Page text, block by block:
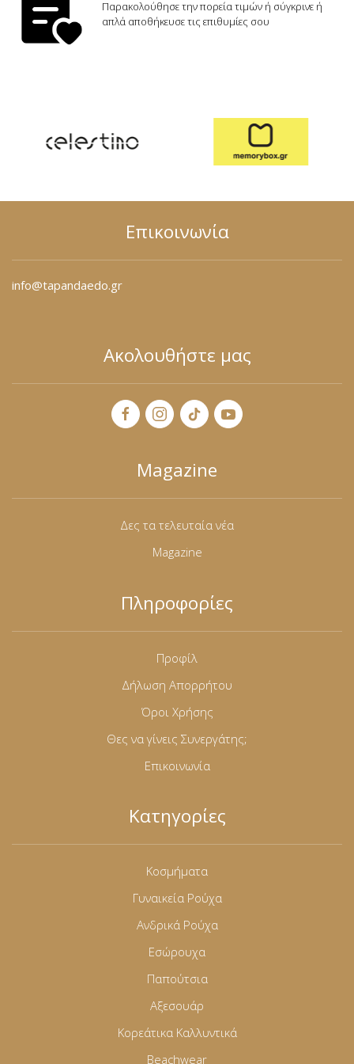
Παρακολούθησε την πορεία τιμών ή σύγκρινε ή
απλά αποθήκευσε τις επιθυμίες σου
Επικοινωνία
info@tapandaedo.gr
Ακολουθήστε μας
Magazine
Δες τα τελευταία νέα
Magazine
Πληροφορίες
Προφίλ
Δήλωση Απορρήτου
Όροι Χρήσης
Θες να γίνεις Συνεργάτης;
Επικοινωνία
Κατηγορίες
Κοσμήματα
Γυναικεία Ρούχα
Ανδρικά Ρούχα
Εσώρουχα
Παπούτσια
Αξεσουάρ
Κορεάτικα Καλλυντικά
Beachwear
Φόρμες
Φούτερ